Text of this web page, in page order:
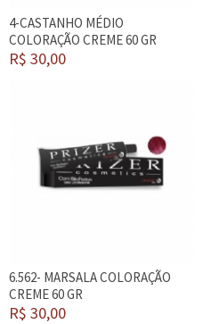
4-CASTANHO MÉDIO
COLORAÇÃO CREME 60 GR
R$ 30,00
6.562- MARSALA COLORAÇÃO
CREME 60 GR
R$ 30,00